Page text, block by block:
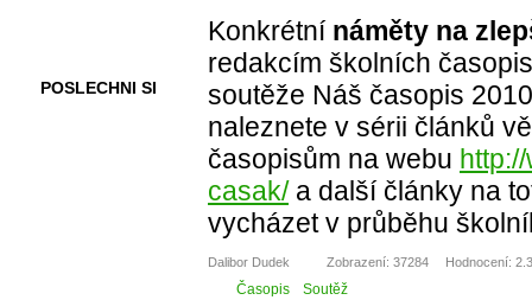
POSLECHNI SI
Konkrétní náměty na
redakcím školních
soutěže Náš časopis
naleznete v sérii článků
časopisům na webu
casak/a další články na
vycházet v průběhu
Dalibor Dudek Zobrazení: 37284 Hodnocení:
Časopis Soutěž